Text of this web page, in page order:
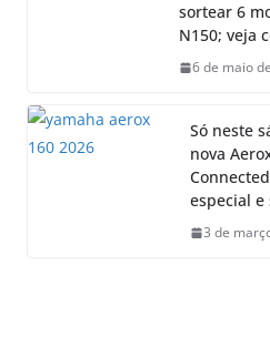
sortear 6
N150; veja
6 de maio
Só neste
nova
especial e
3 de